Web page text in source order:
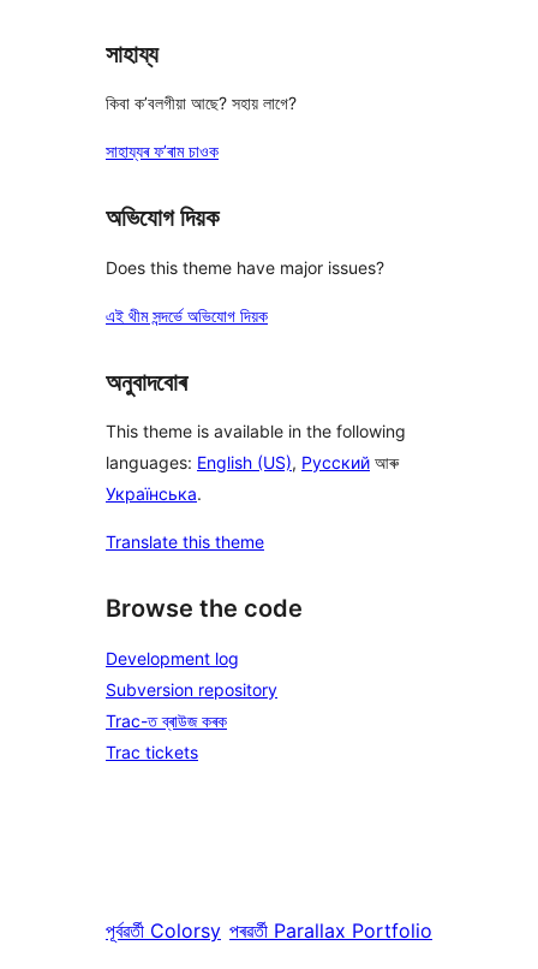
সাহায্য
কিবা ক’বলগীয়া আছে? সহায় লাগে?
সাহায্যৰ ফ’ৰাম চাওক
অভিযোগ দিয়ক
Does this theme have major issues?
এই থীম সন্দৰ্ভে অভিযোগ দিয়ক
অনুবাদবোৰ
This theme is available in the following
languages: English (US), Русский আৰু
Українська.
Translate this theme
Browse the code
Development log
Subversion repository
Trac-ত ব্ৰাউজ কৰক
Trac tickets
পূৰ্বৱৰ্তী Colorsy পৰৱৰ্তী Parallax Portfolio